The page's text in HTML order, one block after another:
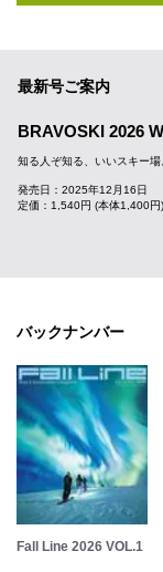
最新号ご案内
BRAVOSKI 2026
知る人ぞ知る、いいスキー
発売日：2025年12月16日
定価：1,540円 (本体1,400円)
バックナンバー
Fall Line 2026 VOL.1